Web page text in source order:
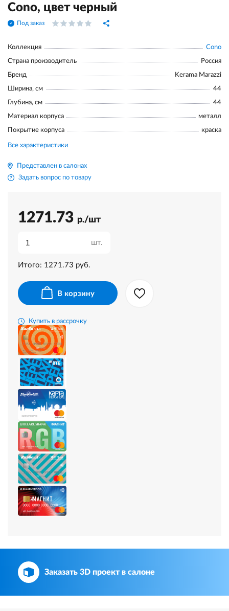
Cono, цвет черный
Под заказ
Коллекция Cono
Страна производитель Россия
Бренд Kerama Marazzi
Ширина, см 44
Глубина, см 44
Материал корпуса металл
Покрытие корпуса краска
Все характеристики
Представлен в салонах
Задать вопрос по товару
1271.73 р./шт
шт.
Итого: 1271.73 руб.
В корзину
Купить в рассрочку
Заказать 3D проект в салоне